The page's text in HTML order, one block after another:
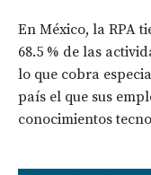
En México, la RPA
68.5 % de las
lo que cobra
país el que sus
conocimientos